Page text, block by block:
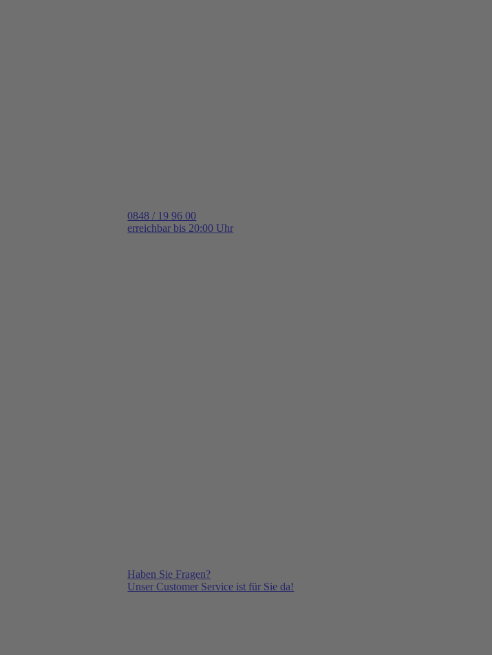
0848 / 19 96 00
erreichbar bis 20:00 Uhr
Haben Sie Fragen?
Unser Customer Service ist für Sie da!